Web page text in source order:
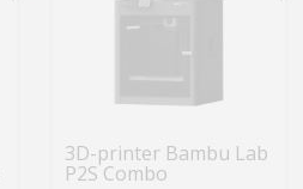
3D-printer Bambu Lab
P2S Combo